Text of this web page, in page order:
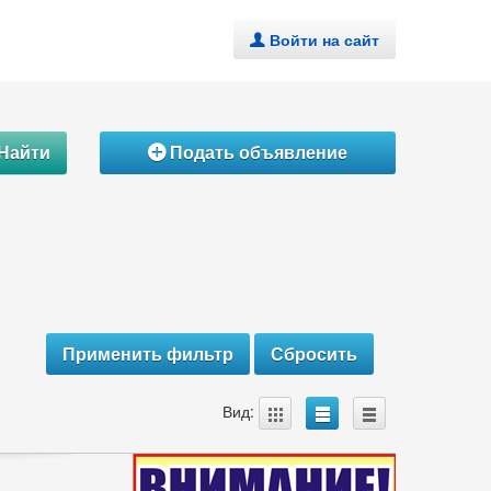
. Войти на сайт
ÁПодать объявление
Вид: A B C